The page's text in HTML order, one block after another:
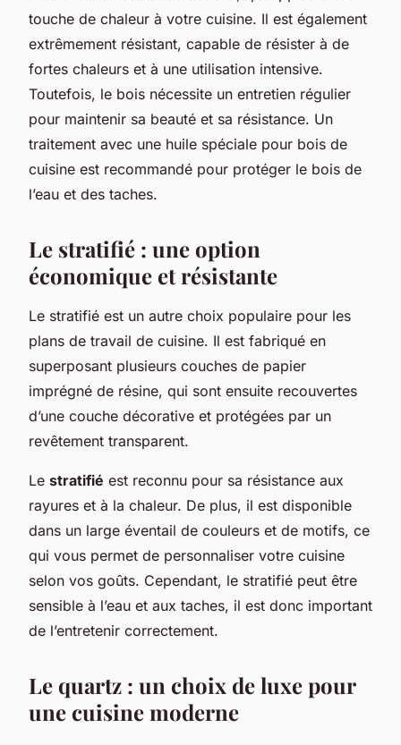
touche de chaleur à votre cuisine. Il est également
extrêmement résistant, capable de résister à de
fortes chaleurs et à une utilisation intensive.
Toutefois, le bois nécessite un entretien régulier
pour maintenir sa beauté et sa résistance. Un
traitement avec une huile spéciale pour bois de
cuisine est recommandé pour protéger le bois de
l’eau et des taches.
Le stratifié : une option
économique et résistante
Le stratifié est un autre choix populaire pour les
plans de travail de cuisine. Il est fabriqué en
superposant plusieurs couches de papier
imprégné de résine, qui sont ensuite recouvertes
d’une couche décorative et protégées par un
revêtement transparent.
Le stratifié est reconnu pour sa résistance aux
rayures et à la chaleur. De plus, il est disponible
dans un large éventail de couleurs et de motifs, ce
qui vous permet de personnaliser votre cuisine
selon vos goûts. Cependant, le stratifié peut être
sensible à l’eau et aux taches, il est donc important
de l’entretenir correctement.
Le quartz : un choix de luxe pour
une cuisine moderne